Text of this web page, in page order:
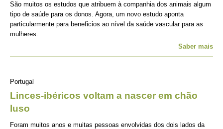
São muitos os estudos que atribuem à companhia dos animais algum
tipo de saúde para os donos. Agora, um novo estudo aponta
particularmente para beneficios ao nível da saúde vascular para as
mulheres.
Saber mais
Portugal
Linces-ibéricos voltam a nascer em chão
luso
Foram muitos anos e muitas pessoas envolvidas dos dois lados da